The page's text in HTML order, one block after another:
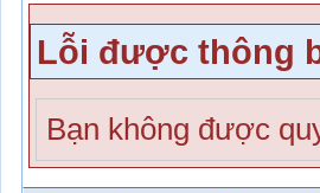
Lỗi được thông
Bạn không được